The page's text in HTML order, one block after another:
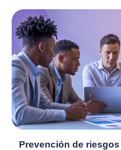
Prevención de